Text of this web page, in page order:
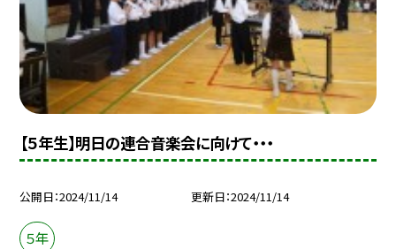
【５年生】明日の連合音楽会に向けて・・・
公開日 2024/11/14 更新日 2024/11/14
５年